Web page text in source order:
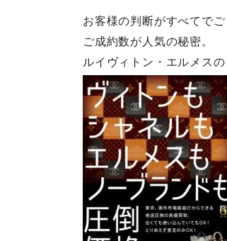
お客様の判断がすべてでご
ご成約数が人気の秘密。
ルイヴィトン・エルメス